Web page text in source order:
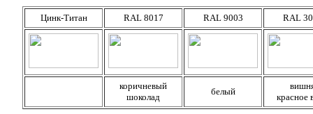
Цинк-Титан RAL 8017 RAL 9003 RAL
коричневый
шоколад
белый
красное